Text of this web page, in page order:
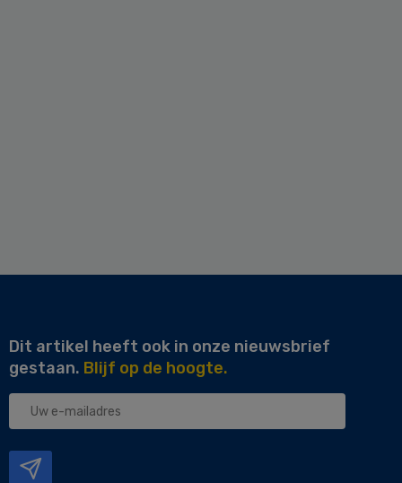
Dit artikel heeft ook in onze nieuwsbrief
gestaan. Blijf op de hoogte.
Uw